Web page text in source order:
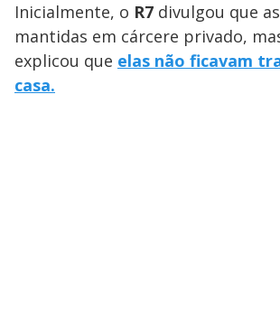
Inicialmente, o R7 divulgou que
mantidas em cárcere privado,
explicou que elas não ficavam
casa.